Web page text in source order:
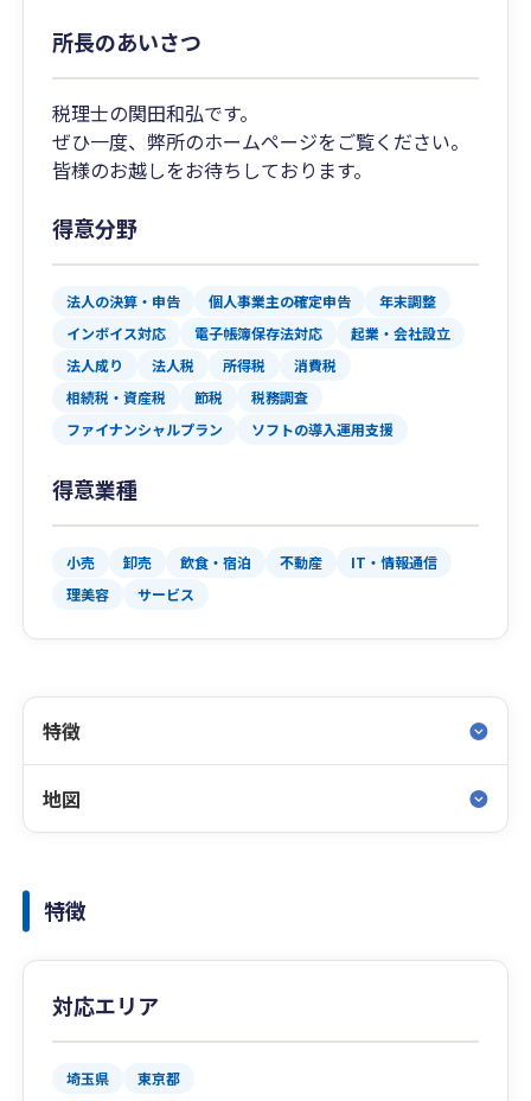
所長のあいさつ
税理士の関田和弘です。
ぜひ一度、弊所のホームページをご覧ください。
皆様のお越しをお待ちしております。
得意分野
法人の決算・申告 個人事業主の確定申告
年末調整
インボイス対応
電子帳簿保存法対応
起業・会社設立
法人成り
法人税 所得税
消費税
相続税・資産税
節税
税務調査
ファイナンシャルプラン
ソフトの導入運用支援
得意業種
小売 卸売 飲食・宿泊 不動産
IT・情報通信
理美容
サービス
特徴
地図
特徴
対応エリア
埼玉県 東京都